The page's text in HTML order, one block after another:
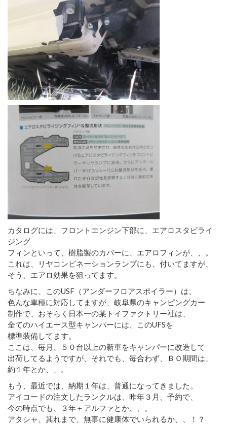
カタログには、フロントエンジン下部に、エアロスタビライ
ジング
フィンといって、樹脂製のカバーに、エアロフィンが、、。
これは、リヤコンビネーションランプにも、付いてますが、
そう、エアロ効果を狙ってます。
ちなみに、このUSF（アンダーフロアスポイラー）は、
色んな車種に対応してますが、岐阜県のキャンピングカー
制作で、おそらく日本一の某トイファクトリー社は、
全てのハイエース型キャンパーには、このUFSを
標準装備してます。
ここは、毎月、５０台以上の新車をキャンパーに改造して
出荷してるようですが、それでも、毎合わず、ＢＯ期間は、
約１年とか、、。
もう、最近では、納期１年は、普通になってきました。
アイコードの注文したランクルは、昨年３月、予約で、
今の時点でも、３年＋アルファとか、、。
アタシャ、其れまで、無事に健康体でいられるか、、！？